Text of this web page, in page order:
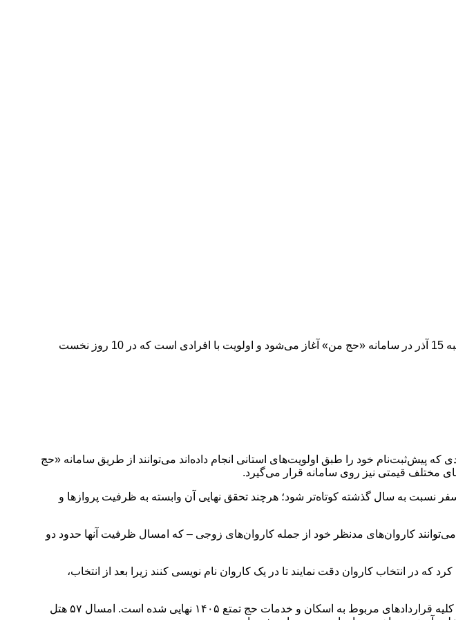
رئیس سازمان حج و زیارت اعلام کرد: ثبت‌نام قطعی کاروان‌های حج تمتع 1405 از ساعت 10 صبح روز شنبه 15 آذر در سامانه «حج من» آغاز می‌شود و اولویت با افرادی است که در 10 روز نخست
پیش‌ثبت‌نام خود را طبق اولویت‌های استانی انجام داده‌اند می‌توانند از طریق سامانه «حج
به سال گذشته کوتاه‌تر شود؛ هرچند تحقق نهایی آن وابسته به ظرفیت پروازها و
هستند و می‌توانند کاروان‌های مدنظر خود از جمله کاروان‌های زوجی – که امسال ظرفیت آنها حدود دو
در انتخاب کاروان دقت نمایند تا در یک کاروان نام نویسی کنند زیرا بعد از انتخاب،
رشیدیان همچنین بر تکمیل سریع مدارک از جمله گذرنامه و پرداخت مابه‌التفاوت هزینه‌ها تأکید کرد و گفت: کلیه قراردادهای مربوط به اسکان و خدمات حج تمتع ۱۴۰۵ نهایی شده است. امسال ۵۷ هتل